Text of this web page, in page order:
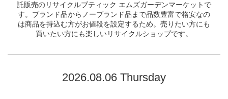
託販売のリサイクルブティック エムズガーデンマーケットで
す。ブランド品からノーブランド品まで品数豊富で格安なの
は商品を持込む方がお値段を設定するため。売りたい方にも
買いたい方にも楽しいリサイクルショップです。
2026.08.06 Thursday